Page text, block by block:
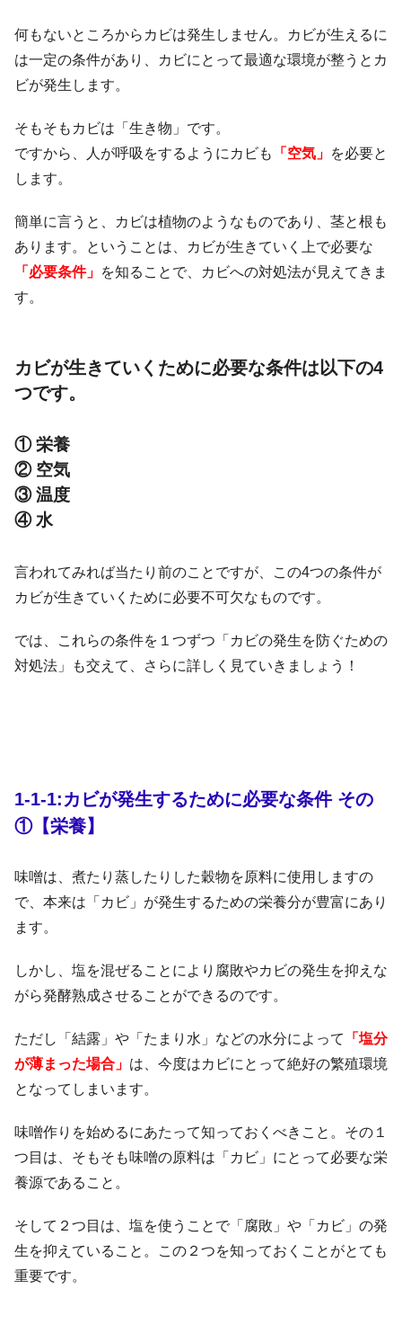
何もないところからカビは発生しません。カビが生えるに
は一定の条件があり、カビにとって最適な環境が整うとカ
ビが発生します。
そもそもカビは「生き物」です。
ですから、人が呼吸をするようにカビも
「空気」 を必要と
します。
簡単に言うと、カビは植物のようなものであり、茎と根も
あります。ということは、カビが生きていく上で必要な
「必要条件」 を知ることで、カビへの対処法が見えてきま
す。
カビが生きていくために必要な条件は以下の4
つです。
① 栄養
② 空気
③ 温度
④ 水
言われてみれば当たり前のことですが、この4つの条件が
カビが生きていくために必要不可欠なものです。
では、これらの条件を１つずつ「カビの発生を防ぐための
対処法」も交えて、さらに詳しく見ていきましょう！
1-1-1:カビが発生するために必要な条件 その
①【栄養】
味噌は、煮たり蒸したりした穀物を原料に使用しますの
で、本来は「カビ」が発生するための栄養分が豊富にあり
ます。
しかし、塩を混ぜることにより腐敗やカビの発生を抑えな
がら発酵熟成させることができるのです。
ただし「結露」や「たまり水」などの水分によって
「塩分
が薄まった場合」 は、今度はカビにとって絶好の繁殖環境
となってしまいます。
味噌作りを始めるにあたって知っておくべきこと。その１
つ目は、そもそも味噌の原料は「カビ」にとって必要な栄
養源であること。
そして２つ目は、塩を使うことで「腐敗」や「カビ」の発
生を抑えていること。この２つを知っておくことがとても
重要です。